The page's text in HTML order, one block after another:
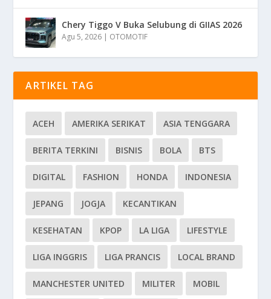
Chery Tiggo V Buka Selubung di GIIAS 2026
Agu 5, 2026 | OTOMOTIF
ARTIKEL TAG
ACEH AMERIKA SERIKAT ASIA TENGGARA
BERITA TERKINI BISNIS BOLA BTS
DIGITAL FASHION HONDA INDONESIA
JEPANG JOGJA KECANTIKAN
KESEHATAN KPOP LA LIGA LIFESTYLE
LIGA INGGRIS LIGA PRANCIS LOCAL BRAND
MANCHESTER UNITED MILITER MOBIL